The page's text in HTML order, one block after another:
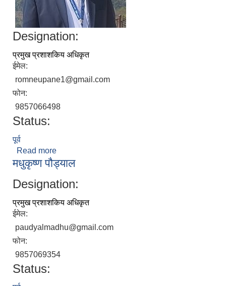
Designation:
प्रमुख प्रशाशकिय अधिकृत
ईमेल:
romneupane1@gmail.com
फोन:
9857066498
Status:
पूर्व
Read more
मधुकृष्ण पौड्याल
Designation:
प्रमुख प्रशाशकिय अधिकृत
ईमेल:
paudyalmadhu@gmail.com
फोन:
9857069354
Status: